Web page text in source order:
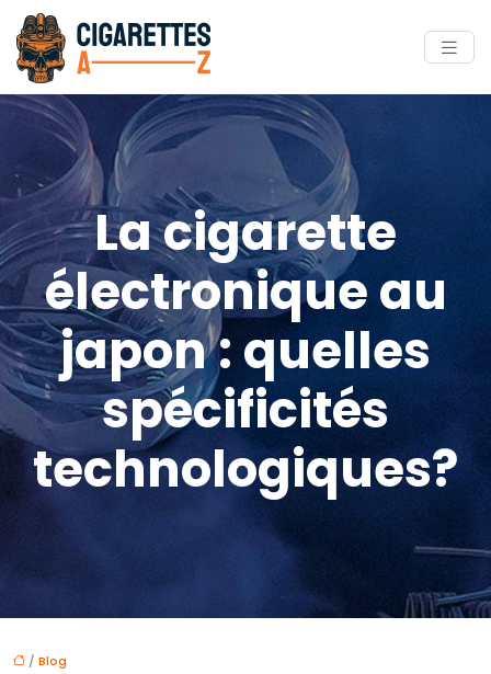
La cigarette
électronique au
japon : quelles
spécificités
technologiques?
/ Blog